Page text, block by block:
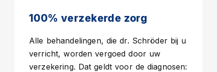
100% verzekerde zorg
Alle behandelingen, die dr. Schröder bij u
verricht, worden vergoed door uw
verzekering. Dat geldt voor de diagnosen: